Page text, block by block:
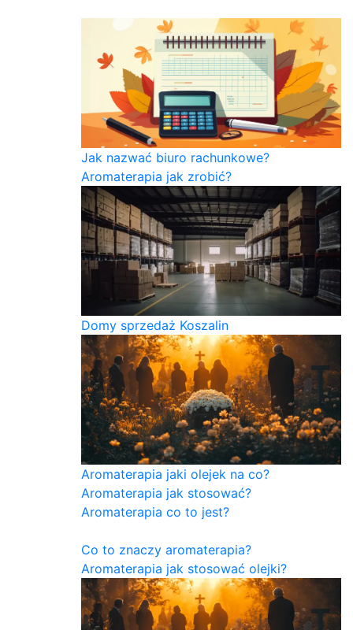
Jak nazwać biuro rachunkowe?
Aromaterapia jak zrobić?
Domy sprzedaż Koszalin
Aromaterapia jaki olejek na co?
Aromaterapia jak stosować?
Aromaterapia co to jest?
Co to znaczy aromaterapia?
Aromaterapia jak stosować olejki?